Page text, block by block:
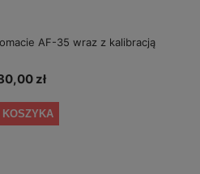
AF-35 wraz z kalibracją
zł
KOSZYKA